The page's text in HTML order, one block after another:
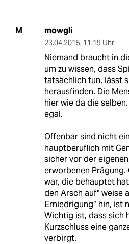
M mowgli
23.04.2015, 11:19 Uhr
Niemand braucht in
um zu wissen, dass
tatsächlich tun, lässt
herausfinden. Die
hier wie da die
egal.
Offenbar sind nicht
hauptberuflich mit
sicher vor der
erworbenen Prägung.
war, die behauptet
den Arsch auf" weise
Erniedrigung“ hin, ist
Wichtig ist, dass sich
Kurzschluss eine
verbirgt.